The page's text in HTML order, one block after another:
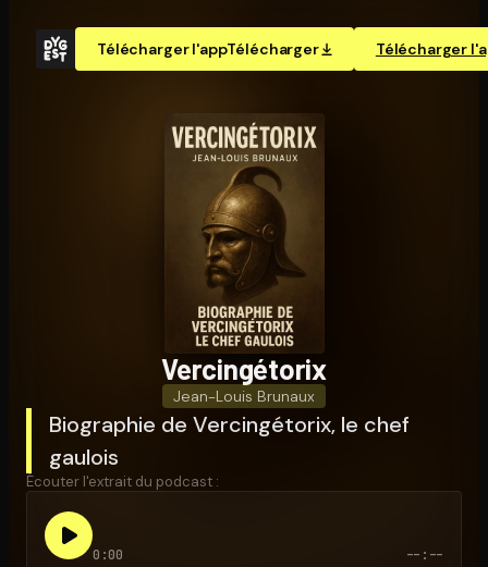
Télécharger l'appTélécharger Télécharger
Ouvre l'app Appareil photo, pointe sur le code. C'est gratuit à
Ver­cin­gé­to­rix
Jean-Louis Brunaux
Biographie de Vercingétorix, le chef
gaulois
Écouter l'extrait du podcast :
0:00 --:--